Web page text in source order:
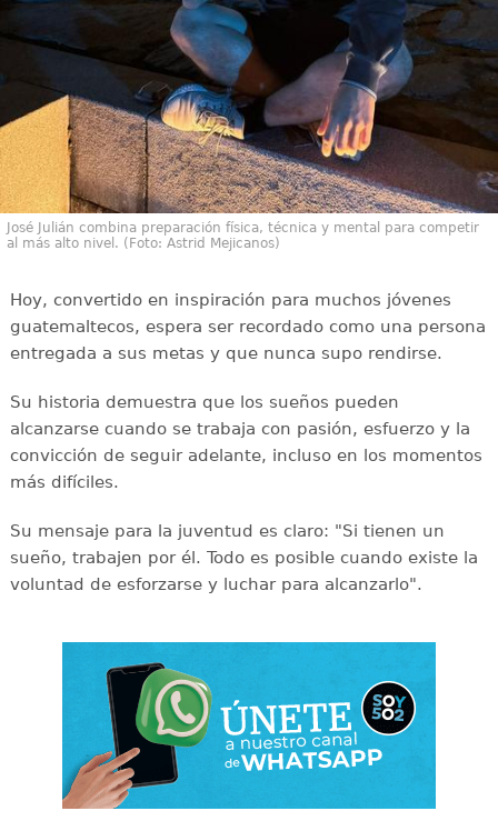
José Julián combina preparación física, técnica y mental para competir
al más alto nivel. (Foto: Astrid Mejicanos)
Hoy, convertido en inspiración para muchos jóvenes
guatemaltecos, espera ser recordado como una persona
entregada a sus metas y que nunca supo rendirse.
Su historia demuestra que los sueños pueden
alcanzarse cuando se trabaja con pasión, esfuerzo y la
convicción de seguir adelante, incluso en los momentos
más difíciles.
Su mensaje para la juventud es claro: "Si tienen un
sueño, trabajen por él. Todo es posible cuando existe la
voluntad de esforzarse y luchar para alcanzarlo".